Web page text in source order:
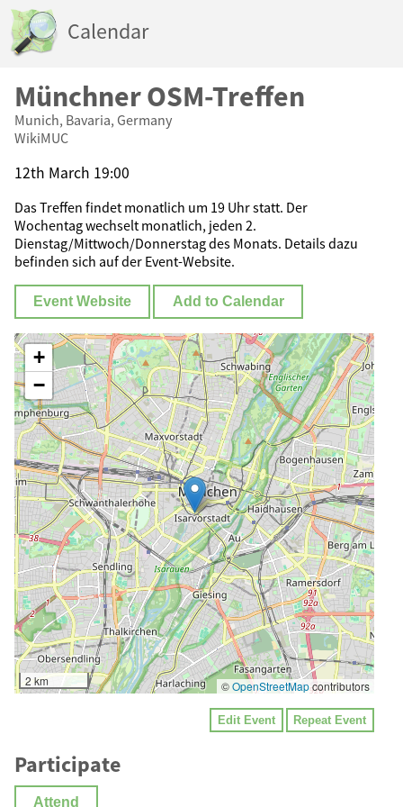
Calendar
Münchner OSM-Treffen
Munich, Bavaria, Germany
WikiMUC
12th March 19:00
Das Treffen findet monatlich um 19 Uhr statt. Der
Wochentag wechselt monatlich, jeden 2.
Dienstag/Mittwoch/Donnerstag des Monats. Details dazu
befinden sich auf der Event-Website.
Event Website Add to Calendar
+
−
2 km ©OpenStreetMapcontributors
Edit Event Repeat Event
Participate
Attend